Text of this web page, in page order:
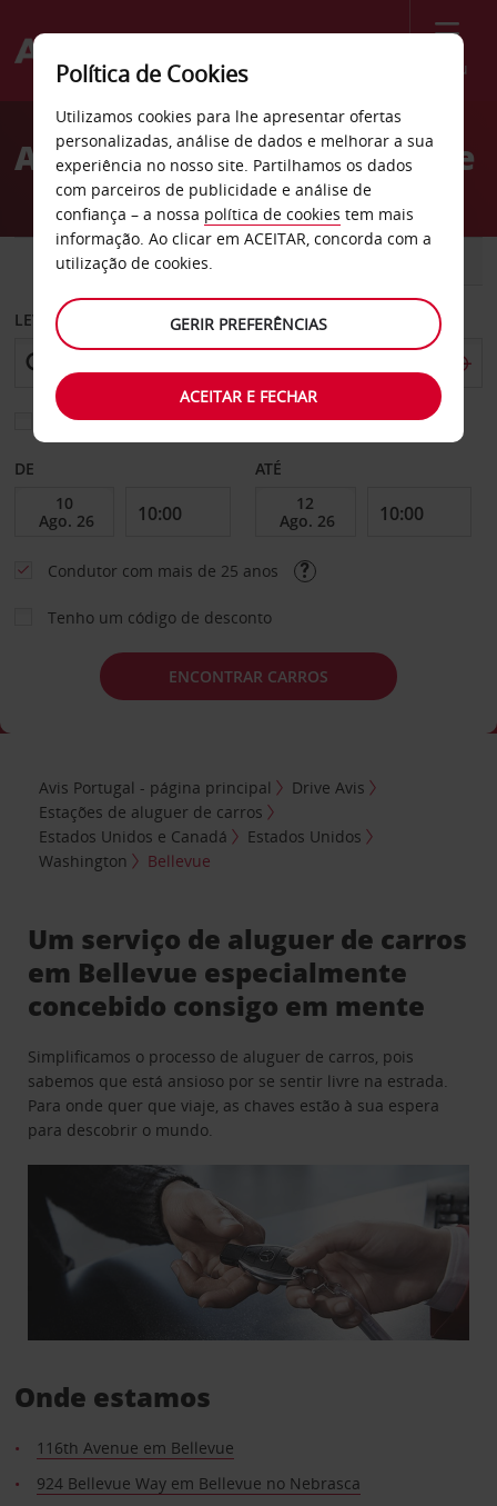
Menu
Welcome
AvisAluguer de carros Bellevue
CARRO
LEVANTAR EM
Escolher uma estação de devolução diferente
DE ATÉ
Condutor com mais de 25 anos
Tenho um código de desconto
ENCONTRAR CARROS
Avis Portugal - página principal
Drive Avis
Estações de aluguer de carros
Estados Unidos e Canadá
Estados Unidos
Washington
Bellevue
Um serviço de aluguer de carros
em Bellevue especialmente
concebido consigo em mente
Simplificamos o processo de aluguer de carros, pois
sabemos que está ansioso por se sentir livre na estrada.
Para onde quer que viaje, as chaves estão à sua espera
para descobrir o mundo.
Onde estamos
116th Avenue em Bellevue
924 Bellevue Way em Bellevue no Nebrasca
Política de Cookies
Utilizamos cookies para lhe apresentar ofertas
personalizadas, análise de dados e melhorar a sua
experiência no nosso site. Partilhamos os dados
com parceiros de publicidade e análise de
confiança – a nossa política de cookies tem mais
informação. Ao clicar em ACEITAR, concorda com a
utilização de cookies.
GERIR PREFERÊNCIAS
ACEITAR E FECHAR